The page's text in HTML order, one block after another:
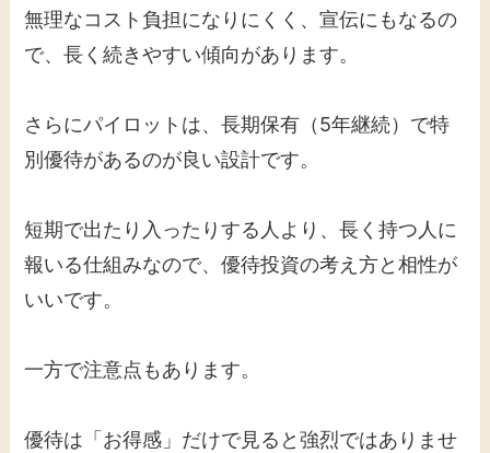
無理なコスト負担になりにくく、宣伝にもなるの
で、長く続きやすい傾向があります。
さらにパイロットは、長期保有（5年継続）で特
別優待があるのが良い設計です。
短期で出たり入ったりする人より、長く持つ人に
報いる仕組みなので、優待投資の考え方と相性が
いいです。
一方で注意点もあります。
優待は「お得感」だけで見ると強烈ではありませ